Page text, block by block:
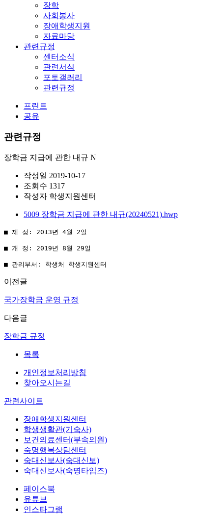
장학
사회봉사
장애학생지원
자료마당
관련규정
센터소식
관련서식
포토갤러리
관련규정
프린트
공유
관련규정
장학금 지급에 관한 내규 N
작성일 2019-10-17
조회수 1317
작성자 학생지원센터
5009 장학금 지급에 관한 내규(20240521).hwp
■ 제 정: 2013년 4월 2일
■ 개 정: 2019년 8월 29일
■ 관리부서: 학생처 학생지원센터
이전글
국가장학금 운영 규정
다음글
장학금 규정
목록
개인정보처리방침
찾아오시는길
관련사이트
장애학생지원센터
학생생활관(기숙사)
보건의료센터(부속의원)
숙명행복상담센터
숙대신보사(숙대신보)
숙대신보사(숙명타임즈)
페이스북
유튜브
인스타그램